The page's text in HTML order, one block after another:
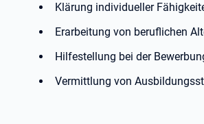
Klärung individueller
Erarbeitung von beruflichen
Hilfestellung bei der
Vermittlung von